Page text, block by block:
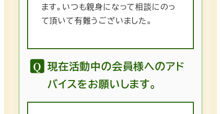
ます。いつも親身になって相談にのっ
て頂いて有難うございました。
現在活動中の会員様へのアド
バイスをお願いします。